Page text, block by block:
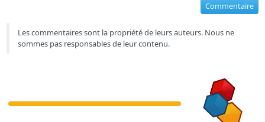
Commentaire
Les commentaires sont la propriété de leurs auteurs. Nous ne
sommes pas responsables de leur contenu.